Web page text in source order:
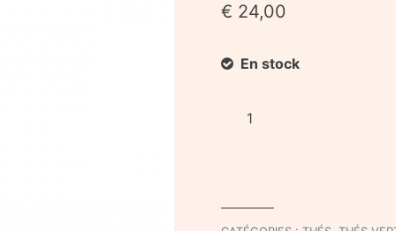
€ 24,00
En stock
quantité